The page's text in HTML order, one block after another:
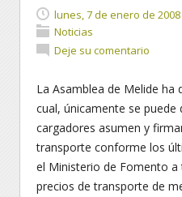
lunes, 7 de enero de 2008
Noticias
Deje su comentario
La Asamblea de Melide
cual, únicamente se
cargadores asumen y
transporte conforme los
el Ministerio de Fomento
precios de transporte de